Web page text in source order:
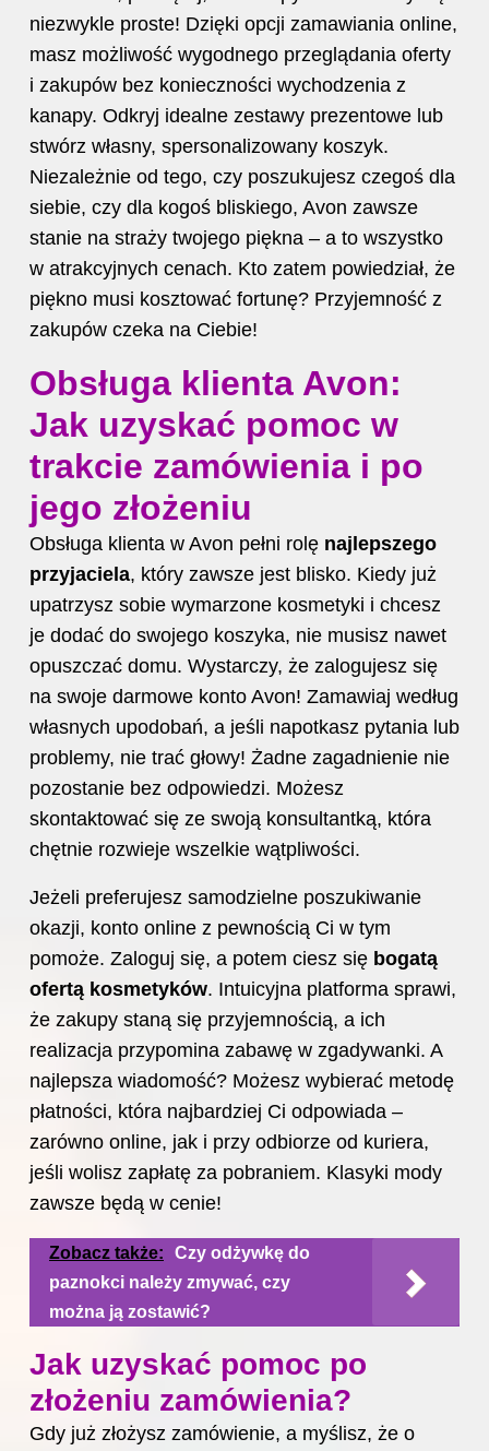
niezwykle proste! Dzięki opcji zamawiania online,
masz możliwość wygodnego przeglądania oferty
i zakupów bez konieczności wychodzenia z
kanapy. Odkryj idealne zestawy prezentowe lub
stwórz własny, spersonalizowany koszyk.
Niezależnie od tego, czy poszukujesz czegoś dla
siebie, czy dla kogoś bliskiego, Avon zawsze
stanie na straży twojego piękna – a to wszystko
w atrakcyjnych cenach. Kto zatem powiedział, że
piękno musi kosztować fortunę? Przyjemność z
zakupów czeka na Ciebie!
Obsługa klienta Avon:
Jak uzyskać pomoc w
trakcie zamówienia i po
jego złożeniu
Obsługa klienta w Avon pełni rolę najlepszego
przyjaciela, który zawsze jest blisko. Kiedy już
upatrzysz sobie wymarzone kosmetyki i chcesz
je dodać do swojego koszyka, nie musisz nawet
opuszczać domu. Wystarczy, że zalogujesz się
na swoje darmowe konto Avon! Zamawiaj według
własnych upodobań, a jeśli napotkasz pytania lub
problemy, nie trać głowy! Żadne zagadnienie nie
pozostanie bez odpowiedzi. Możesz
skontaktować się ze swoją konsultantką, która
chętnie rozwieje wszelkie wątpliwości.
Jeżeli preferujesz samodzielne poszukiwanie
okazji, konto online z pewnością Ci w tym
pomoże. Zaloguj się, a potem ciesz się bogatą
ofertą kosmetyków. Intuicyjna platforma sprawi,
że zakupy staną się przyjemnością, a ich
realizacja przypomina zabawę w zgadywanki. A
najlepsza wiadomość? Możesz wybierać metodę
płatności, która najbardziej Ci odpowiada –
zarówno online, jak i przy odbiorze od kuriera,
jeśli wolisz zapłatę za pobraniem. Klasyki mody
zawsze będą w cenie!
Zobacz także:
Czy odżywkę do
paznokci należy zmywać, czy
można ją zostawić?
Jak uzyskać pomoc po
złożeniu zamówienia?
Gdy już złożysz zamówienie, a myślisz, że o